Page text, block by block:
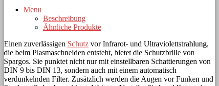
Menu
Beschreibung
Ähnliche Produkte
Einen zuverlässigen Schutz vor Infrarot- und Ultraviolettstrahlung,
die beim Plasmaschneiden entsteht, bietet die Schutzbrille von
Spargos. Sie punktet nicht nur mit einstellbaren Schattierungen von
DIN 9 bis DIN 13, sondern auch mit einem automatisch
verdunkelnden Filter. Zusätzlich werden die Augen vor Funken und